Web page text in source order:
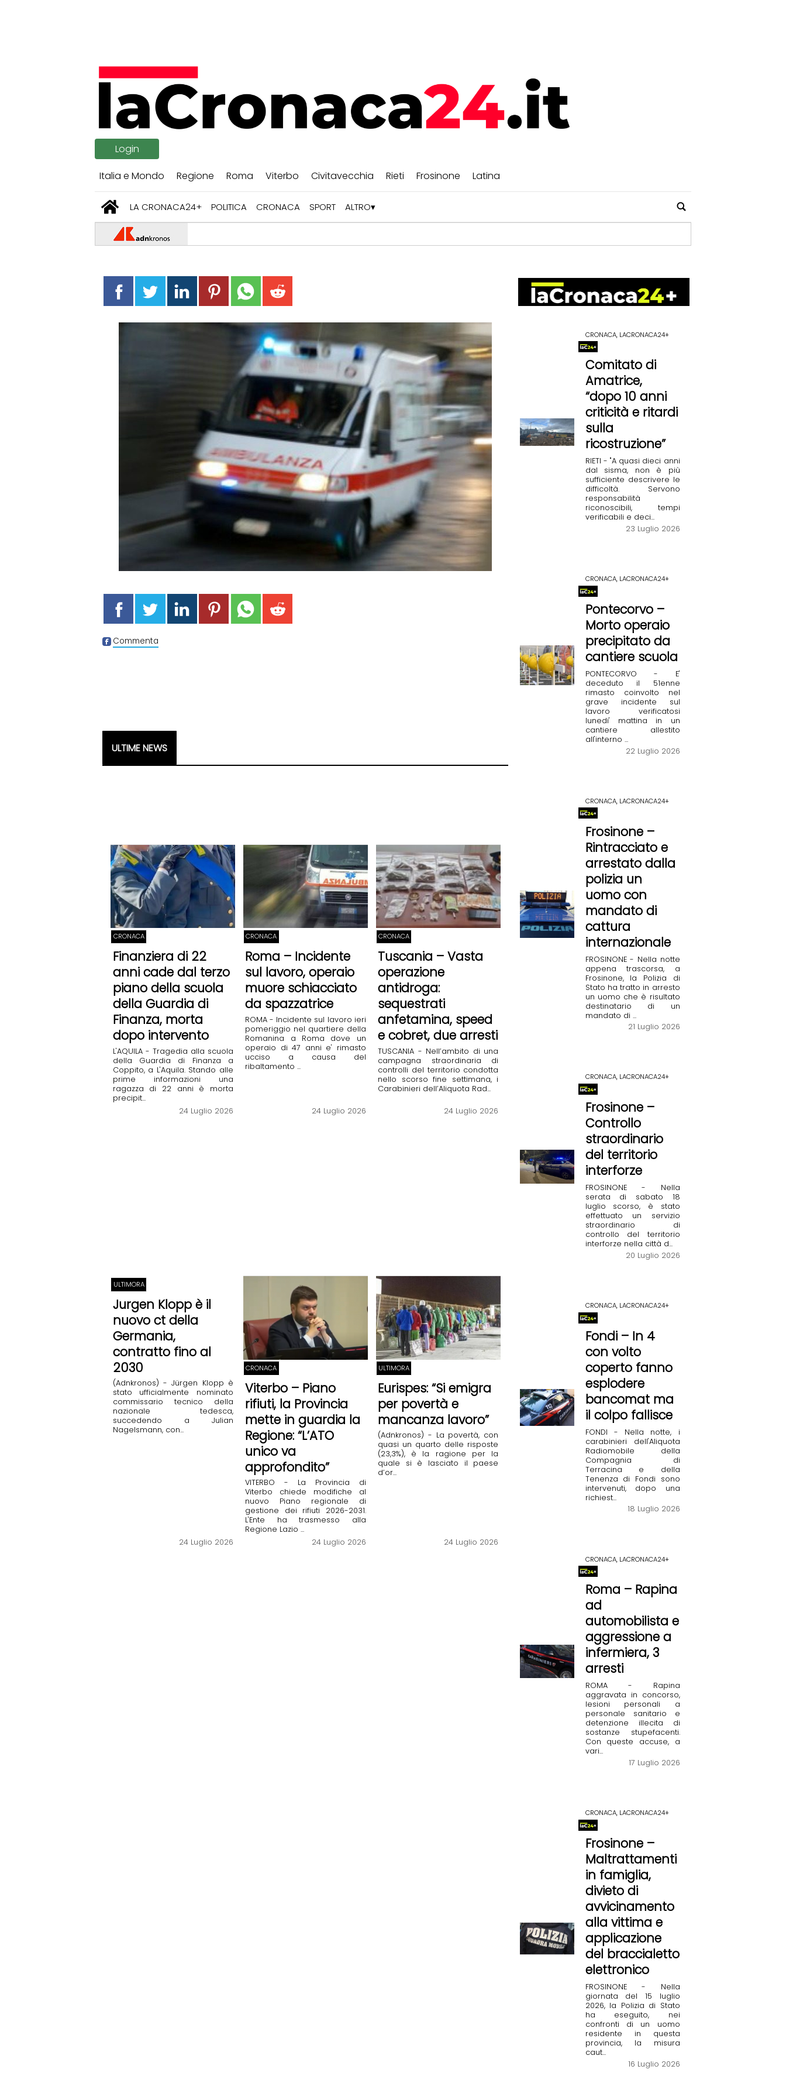
Login
Italia e Mondo
Regione Roma Viterbo Civitavecchia Rieti Frosinone Latina
LA CRONACA24+ POLITICA CRONACA SPORT ALTRO
Commenta
ULTIME NEWS
CRONACA
Finanziera di 22
anni cade dal terzo
piano della scuola
della Guardia di
Finanza, morta
dopo intervento
L'AQUILA - Tragedia alla scuola
della Guardia di Finanza a
Coppito, a L'Aquila. Stando alle
prime informazioni una
ragazza di 22 anni è morta
precipit...
24 Luglio 2026
CRONACA
Roma – Incidente
sul lavoro, operaio
muore schiacciato
da spazzatrice
ROMA - Incidente sul lavoro ieri
pomeriggio nel quartiere della
Romanina a Roma dove un
operaio di 47 anni e' rimasto
ucciso a causa del
ribaltamento ...
24 Luglio 2026
CRONACA
Tuscania – Vasta
operazione
antidroga:
sequestrati
anfetamina, speed
e cobret, due arresti
TUSCANIA - Nell’ambito di una
campagna straordinaria di
controlli del territorio condotta
nello scorso fine settimana, i
Carabinieri dell’Aliquota Rad...
24 Luglio 2026
ULTIMORA
Jurgen Klopp è il
nuovo ct della
Germania,
contratto fino al
2030
(Adnkronos) - Jürgen Klopp è
stato ufficialmente nominato
commissario tecnico della
nazionale tedesca,
succedendo a Julian
Nagelsmann, con...
24 Luglio 2026
CRONACA
Viterbo – Piano
rifiuti, la Provincia
mette in guardia la
Regione: “L’ATO
unico va
approfondito”
VITERBO - La Provincia di
Viterbo chiede modifiche al
nuovo Piano regionale di
gestione dei rifiuti 2026-2031.
L'Ente ha trasmesso alla
Regione Lazio ...
24 Luglio 2026
ULTIMORA
Eurispes: “Si emigra
per povertà e
mancanza lavoro”
(Adnkronos) - La povertà, con
quasi un quarto delle risposte
(23,3%), è la ragione per la
quale si è lasciato il paese
d’or...
24 Luglio 2026
CRONACA, LACRONACA24+
Comitato di
Amatrice,
“dopo 10 anni
criticità e ritardi
sulla
ricostruzione”
RIETI - "A quasi dieci anni
dal sisma, non è più
sufficiente descrivere le
difficoltà. Servono
responsabilità
riconoscibili, tempi
verificabili e deci...
23 Luglio 2026
CRONACA, LACRONACA24+
Pontecorvo –
Morto operaio
precipitato da
cantiere scuola
PONTECORVO - E'
deceduto il 51enne
rimasto coinvolto nel
grave incidente sul
lavoro verificatosi
lunedi' mattina in un
cantiere allestito
all'interno ...
22 Luglio 2026
CRONACA, LACRONACA24+
Frosinone –
Rintracciato e
arrestato dalla
polizia un
uomo con
mandato di
cattura
internazionale
FROSINONE - Nella notte
appena trascorsa, a
Frosinone, la Polizia di
Stato ha tratto in arresto
un uomo che è risultato
destinatario di un
mandato di ...
21 Luglio 2026
CRONACA, LACRONACA24+
Frosinone –
Controllo
straordinario
del territorio
interforze
FROSINONE - Nella
serata di sabato 18
luglio scorso, è stato
effettuato un servizio
straordinario di
controllo del territorio
interforze nella città d...
20 Luglio 2026
CRONACA, LACRONACA24+
Fondi – In 4
con volto
coperto fanno
esplodere
bancomat ma
il colpo fallisce
FONDI - Nella notte, i
carabinieri dell'Aliquota
Radiomobile della
Compagnia di
Terracina e della
Tenenza di Fondi sono
intervenuti, dopo una
richiest...
18 Luglio 2026
CRONACA, LACRONACA24+
Roma – Rapina
ad
automobilista e
aggressione a
infermiera, 3
arresti
ROMA - Rapina
aggravata in concorso,
lesioni personali a
personale sanitario e
detenzione illecita di
sostanze stupefacenti.
Con queste accuse, a
vari...
17 Luglio 2026
CRONACA, LACRONACA24+
Frosinone –
Maltrattamenti
in famiglia,
divieto di
avvicinamento
alla vittima e
applicazione
del braccialetto
elettronico
FROSINONE - Nella
giornata del 15 luglio
2026, la Polizia di Stato
ha eseguito, nei
confronti di un uomo
residente in questa
provincia, la misura
caut...
16 Luglio 2026